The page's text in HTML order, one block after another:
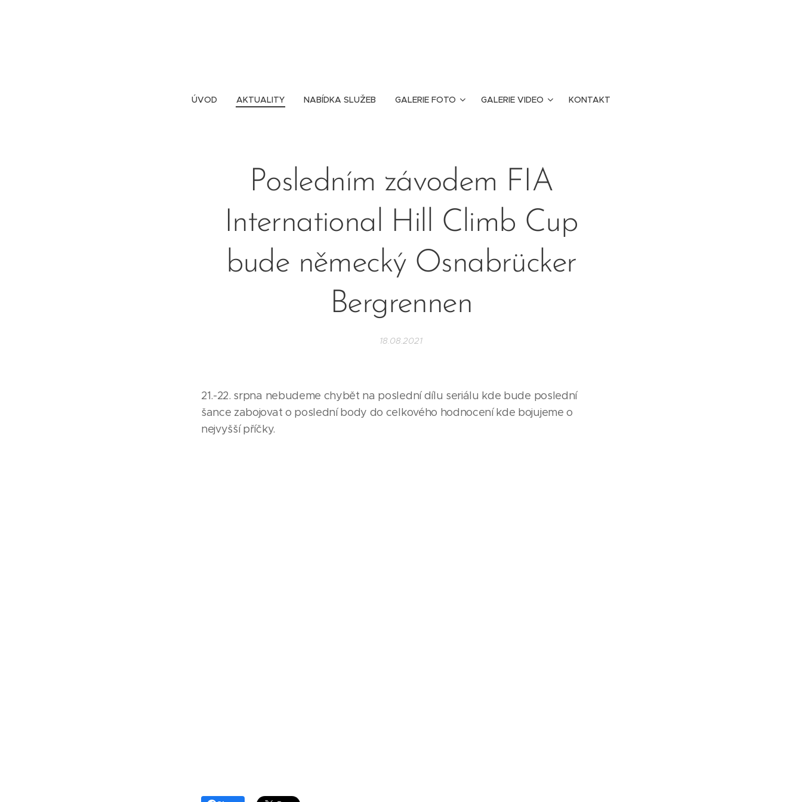
ÚVOD AKTUALITY NABÍDKA SLUŽEB GALERIE FOTO GALERIE VIDEO KONTAKT
Posledním závodem FIA
International Hill Climb Cup
bude německý Osnabrücker
Bergrennen
18.08.2021
21.-22. srpna nebudeme chybět na poslední dílu seriálu kde bude poslední
šance zabojovat o poslední body do celkového hodnocení kde bojujeme o
nejvyšší příčky.